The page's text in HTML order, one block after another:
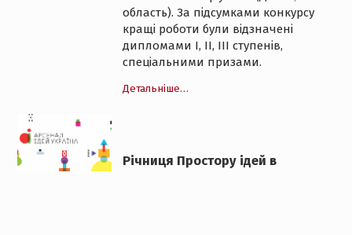
область). За підсумками конкурсу
кращі роботи були відзначені
дипломами I, II, III ступенів,
спеціальними призами.
Детальніше…
Річниця Простору ідей в